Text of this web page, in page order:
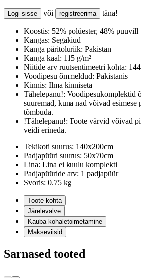
Logi sisse või registreerima täna!
Koostis: 52% polüester, 48% puuvill
Kangas: Segakiud
Kanga päritoluriik: Pakistan
Kanga kaal: 115 g/m²
Niitide arv ruutsentimeetri kohta:
Voodipesu õmmeldud: Pakistanis
Kinnis: Ilma kinniseta
Tähelepanu!: Voodipesukomplektid
suuremad, kuna nad võivad esimese
tõmbuda.
!Tähelepanu!: Toote värvid võivad
veidi erineda.
Tekikoti suurus: 140x200cm
Padjapüüri suurus: 50x70cm
Lina: Lina ei kuulu komplekti
Padjapüüride arv: 1 padjapüür
Svoris: 0.75 kg
Toote kohta
Järelevalve
Kauba kohaletoimetamine
Makseviisid
Sarnased tooted